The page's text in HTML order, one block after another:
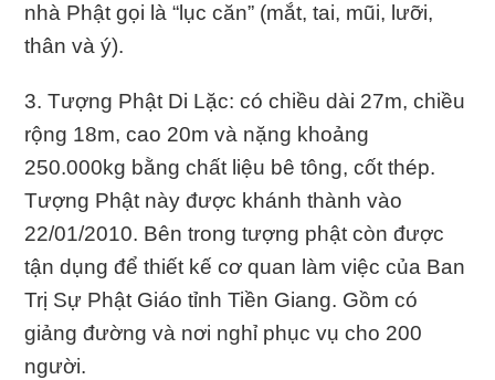
nhà Phật gọi là “lục căn” (mắt, tai, mũi, lưỡi,
thân và ý).
3. Tượng Phật Di Lặc: có chiều dài 27m, chiều
rộng 18m, cao 20m và nặng khoảng
250.000kg bằng chất liệu bê tông, cốt thép.
Tượng Phật này được khánh thành vào
22/01/2010. Bên trong tượng phật còn được
tận dụng để thiết kế cơ quan làm việc của Ban
Trị Sự Phật Giáo tỉnh Tiền Giang. Gồm có
giảng đường và nơi nghỉ phục vụ cho 200
người.